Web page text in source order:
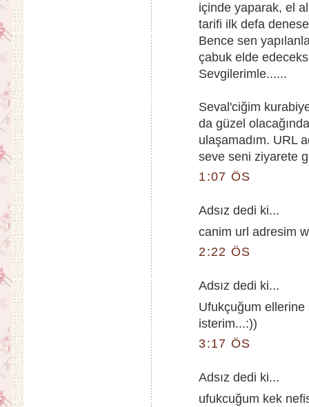
içinde yaparak, el
tarifi ilk defa
Bence sen
çabuk elde
Sevgilerimle......
Seval'ciğim
da güzel
ulaşamadım. URL
seve seni ziyarete
1:07 ÖS
Adsız dedi ki...
canim url adresim
2:22 ÖS
Adsız dedi ki...
Ufukçuğum
isterim...:))
3:17 ÖS
Adsız dedi ki...
ufukcuğum kek